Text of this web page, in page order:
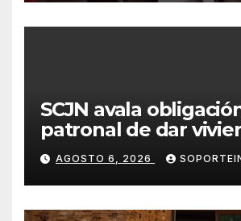
SCJN avala
patronal de dar
alimentación a
agrícolas
AGOSTO 6, 2026